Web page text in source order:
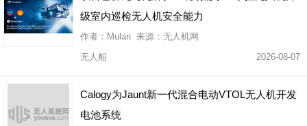
级室内巡检无人机安全能力
作者：Mulan 来源：无人机网
无人船
2026-08-07
Calogy为Jaunt新一代混合电动VTOL无人机开发
电池系统